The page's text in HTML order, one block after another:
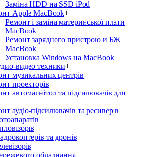
Заміна HDD на SSD iPod
Apple MacBook+
Ремонт і заміна материнської плати
MacBook
Ремонт зарядного пристрою и БЖ
MacBook
Установка Windows на MacBook
видео техники+
музикальних центрів
проекторів
автомагнітол та підсилювачів для
аудіо-підсилювачів та ресиверів
та дронів
обладнання